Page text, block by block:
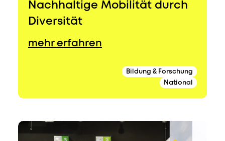
Nachhaltige Mobilität durch
Diversität
mehr erfahren
Bildung & Forschung
National